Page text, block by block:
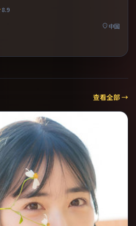
8.9
中国
查看全部 →